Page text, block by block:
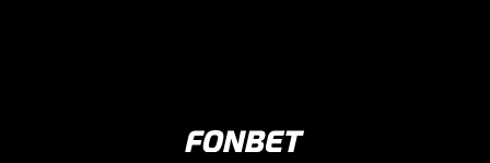
ЧЕМПИОНАТ МИРА